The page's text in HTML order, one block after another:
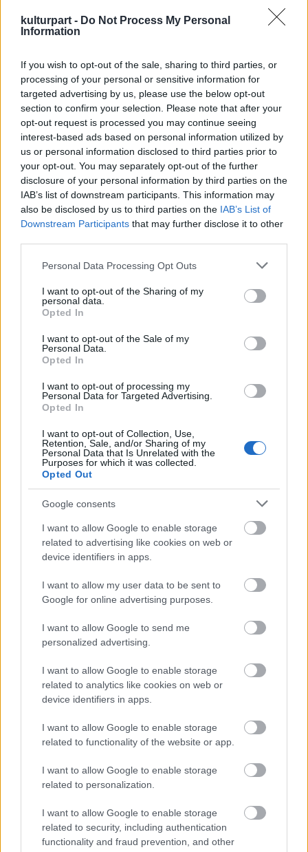
kulturpart - Do Not Process My Personal
Information
If you wish to opt-out of the sale, sharing to third parties, or
processing of your personal or sensitive information for
targeted advertising by us, please use the below opt-out
section to confirm your selection. Please note that after your
opt-out request is processed you may continue seeing
interest-based ads based on personal information utilized by
us or personal information disclosed to third parties prior to
your opt-out. You may separately opt-out of the further
disclosure of your personal information by third parties on the
IAB’s list of downstream participants. This information may
also be disclosed by us to third parties on the IAB’s List of
Downstream Participants that may further disclose it to other
Please note that this website/app uses one or more Google
not limited to your visit or usage behaviour. You may click to
grant or deny consent to Google and its third-party tags to
use your data for below specified purposes in below Google
consent section.
Personal Data Processing Opt Outs
I want to opt-out of the Sharing of my
personal data.
Opted In
I want to opt-out of the Sale of my
Personal Data.
Opted In
I want to opt-out of processing my
Personal Data for Targeted Advertising.
Opted In
I want to opt-out of Collection, Use,
Retention, Sale, and/or Sharing of my
Personal Data that Is Unrelated with the
Purposes for which it was collected.
Opted Out
Google consents
I want to allow Google to enable storage
related to advertising like cookies on web or
device identifiers in apps.
I want to allow my user data to be sent to
Google for online advertising purposes.
I want to allow Google to send me
personalized advertising.
I want to allow Google to enable storage
related to analytics like cookies on web or
device identifiers in apps.
I want to allow Google to enable storage
related to functionality of the website or app.
I want to allow Google to enable storage
related to personalization.
I want to allow Google to enable storage
related to security, including authentication
functionality and fraud prevention, and other
Mindig is utáltam a zenéjüket, soha
semmiféle közösséget nem tudtam vállalni
képviseltek. És hiába jók a Final Countdown
dalai, a dallamok, a refrének, ha egyszer a
keverés miatt úgy szól az album, mint ezek a
bandák… Élőben egyébként akkoriban is
lényegesen súlyosabban, keményebben
dörrentek meg azok a nóták, ma meg aztán
pláne. Eleve sokkal jobb zenészek vagyunk
mind, mint akkoriban, és ez Joey-ra ugyanígy
maximálisan igaz, hiszen ő is lényegesen
technikásabb énekes, mint a ’80-as években
volt. Nemcsak erőteljesebb a torka, de sokkal
abszolút a múlté, ma már egészen úgy
énekel, mint egy igazi rockénekes!
Mi jut eszedbe, ha meghallod valahol a
Final Countdown dalt?
Először is automatikusan kikapcsolom a
szám, sőt, az igazat megvallva manapság
sokkal jobban tudom élvezni, ha élőben
elővesszük, mint akkoriban. Még mindig
lenyűgöz, mennyire boldogok az emberek a
bulikon, ha elkezdjük, sőt, a hangulat, az
adrenalin rendszerint engem is annyira
magával szokott ragadni, hogy ugyanúgy
ugrálni kezdek, mint ők. Akárcsak annak
is nézzük, több ezerszer hallottam és
nyomtam már ezt a nótát, tehát ha otthon
vagyok és valahol megszólal, eszemben sincs